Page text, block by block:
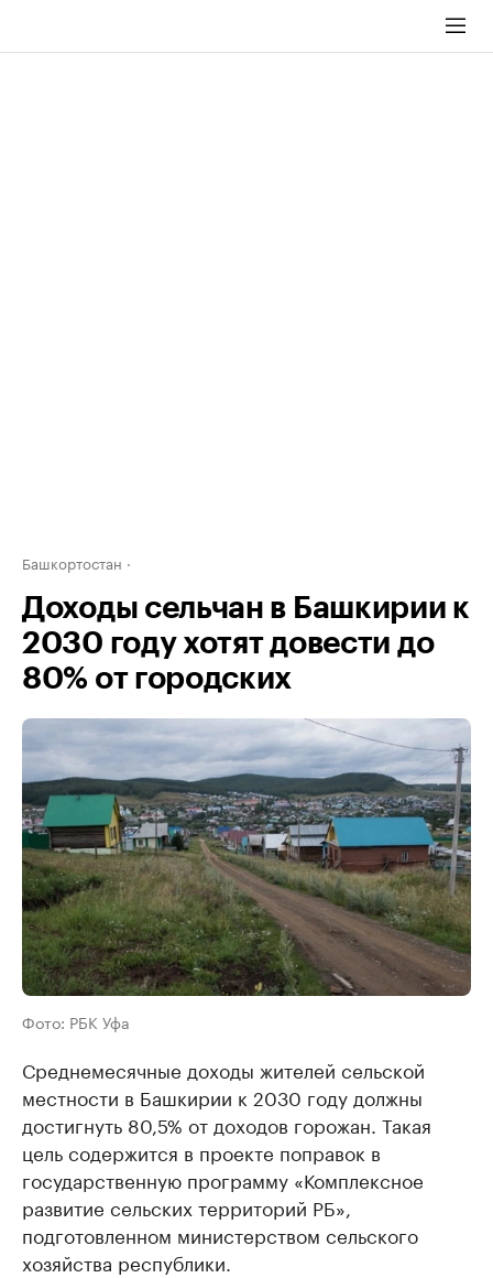
Башкортостан
Доходы сельчан в Башкирии к
2030 году хотят довести до
80% от городских
Фото: РБК Уфа
Среднемесячные доходы жителей сельской
местности в Башкирии к 2030 году должны
достигнуть 80,5% от доходов горожан. Такая
цель содержится в проекте поправок в
государственную программу «Комплексное
развитие сельских территорий РБ»,
подготовленном министерством сельского
хозяйства республики.